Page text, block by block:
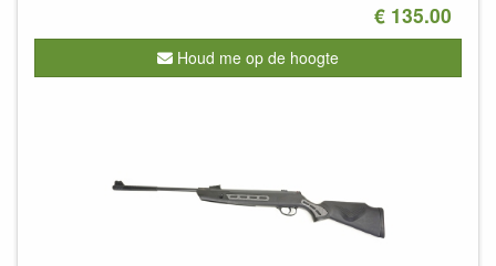
€ 135.00
Houd me op de hoogte